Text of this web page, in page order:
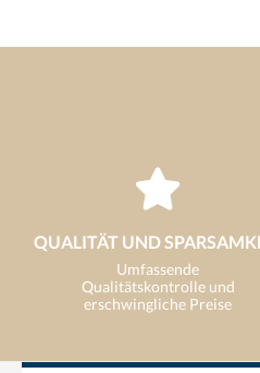
QUALITÄT UND
Umfassende
Qualitätskontrolle und
erschwingliche Preise